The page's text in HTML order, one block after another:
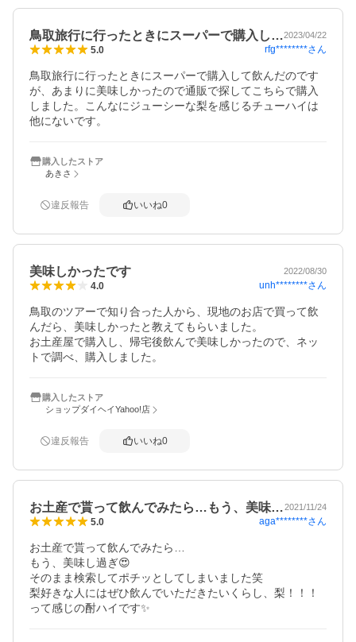
鳥取旅行に行ったときにスーパーで購入し…2023/04/22
5.0 rfg********さん
鳥取旅行に行ったときにスーパーで購入して飲んだのです
が、あまりに美味しかったので通販で探してこちらで購入
しました。こんなにジューシーな梨を感じるチューハイは
他にないです。
購入したストア
あきさ
違反報告 いいね0
美味しかったです 2022/08/30
4.0 unh********さん
鳥取のツアーで知り合った人から、現地のお店で買って飲
んだら、美味しかったと教えてもらいました。
お土産屋で購入し、帰宅後飲んで美味しかったので、ネッ
トで調べ、購入しました。
購入したストア
ショップダイヘイYahoo!店
違反報告 いいね0
お土産で貰って飲んでみたら…もう、美味…2021/11/24
5.0 aga********さん
お土産で貰って飲んでみたら…
もう、美味し過ぎ😍
そのまま検索してポチッとしてしまいました笑
梨好きな人にはぜひ飲んでいただきたいくらし、梨！！！
って感じの酎ハイです✨